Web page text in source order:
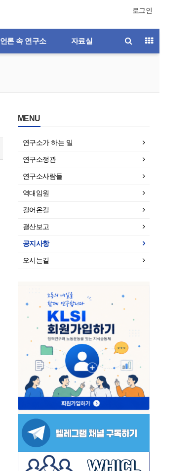
로그인
언론 속 연구소 자료실
MENU
연구소가 하는 일
연구소정관
연구소사람들
역대임원
걸어온길
결산보고
공지사항
오시는길